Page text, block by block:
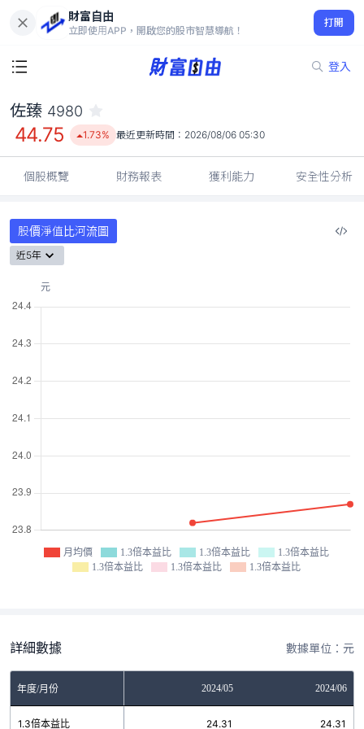
財富自由
立即使用APP，開啟您的股市智慧導航！
打開
登入
44.75
1.73%
佐臻 4980
44.75 1.73% 最近更新時間： 2026/08/06 05:30
個股概覽 財務報表 獲利能力 安全性分析
股價淨值比河流圖
近5年
月均價 1.3倍本益比 1.3倍本益比
1.3倍本益比
1.3倍本益比
1.3倍本益比 1.3倍本益比
詳細數據 數據單位：元
年度/月份 2024/05 2024/06
1.3倍本益比 24.31 24.31